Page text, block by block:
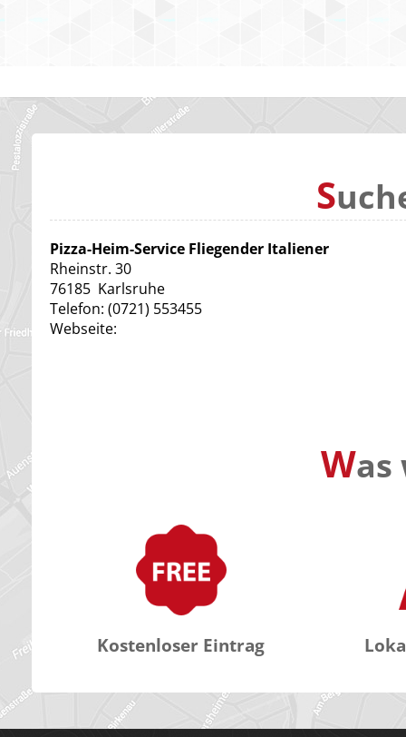
S
Pizza-Heim-Service Fliegender Italiener
Rheinstr. 30
76185 Karlsruhe
Telefon: (0721) 553455
Webseite:
Was
Kostenloser Eintrag